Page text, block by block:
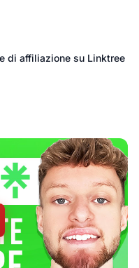
di affiliazione su Linktree